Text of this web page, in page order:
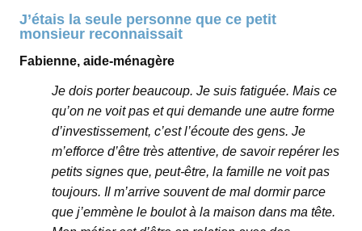
J’étais la seule personne que ce petit
monsieur reconnaissait
Fabienne, aide-ménagère
Je dois porter beaucoup. Je suis fatiguée. Mais ce
qu’on ne voit pas et qui demande une autre forme
d’investissement, c’est l’écoute des gens. Je
m’efforce d’être très attentive, de savoir repérer les
petits signes que, peut-être, la famille ne voit pas
toujours. Il m’arrive souvent de mal dormir parce
que j’emmène le boulot à la maison dans ma tête.